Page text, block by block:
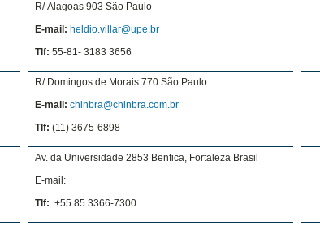
R/ Alagoas 903 São Paulo
E-mail: heldio.villar@upe.br
Tlf: 55-81- 3183 3656
R/ Domingos de Morais 770 São Paulo
E-mail: chinbra@chinbra.com.br
Tlf: (11) 3675-6898
Av. da Universidade 2853 Benfica, Fortaleza Brasil
E-mail:
Tlf: +55 85 3366-7300